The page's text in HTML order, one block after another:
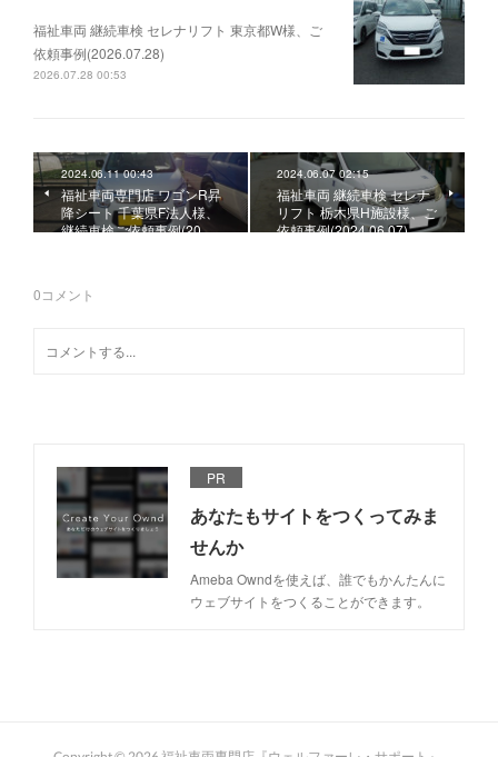
福祉車両 継続車検 セレナリフト 東京都W様、ご
依頼事例(2026.07.28)
2026.07.28 00:53
2024.06.11 00:43
福祉車両専門店 ワゴンR昇
降シート 千葉県F法人様、
継続車検ご依頼事例(20…
2024.06.07 02:15
福祉車両 継続車検 セレナ
リフト 栃木県H施設様、ご
依頼事例(2024.06.07)
0コメント
PR
あなたもサイトをつくってみま
せんか
Ameba Owndを使えば、誰でもかんたんに
ウェブサイトをつくることができます。